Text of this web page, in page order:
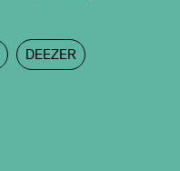
DEEZER